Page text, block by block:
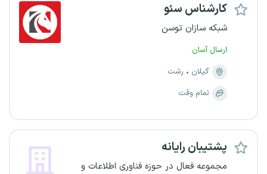
کارشناس سئو
شبکه سازان توسن
ارسال آسان
گیلان
رشت
تمام وقت
پشتیبان رایانه
مجموعه فعال در حوزه فناوری اطلاعات و